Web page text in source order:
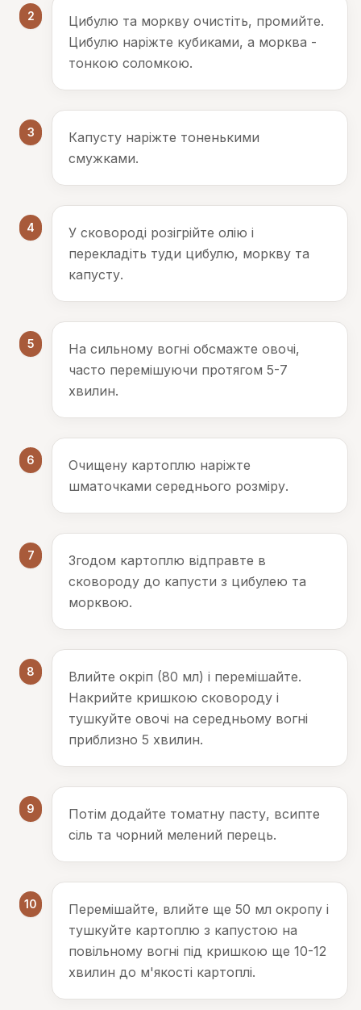
2
Цибулю та моркву очистіть, промийте.
Цибулю наріжте кубиками, а морква -
тонкою соломкою.
3
Капусту наріжте тоненькими
смужками.
4
У сковороді розігрійте олію і
перекладіть туди цибулю, моркву та
капусту.
5
На сильному вогні обсмажте овочі,
часто перемішуючи протягом 5-7
хвилин.
6
Очищену картоплю наріжте
шматочками середнього розміру.
7
Згодом картоплю відправте в
сковороду до капусти з цибулею та
морквою.
8
Влийте окріп (80 мл) і перемішайте.
Накрийте кришкою сковороду і
тушкуйте овочі на середньому вогні
приблизно 5 хвилин.
9
Потім додайте томатну пасту, всипте
сіль та чорний мелений перець.
10
Перемішайте, влийте ще 50 мл окропу і
тушкуйте картоплю з капустою на
повільному вогні під кришкою ще 10-12
хвилин до м'якості картоплі.